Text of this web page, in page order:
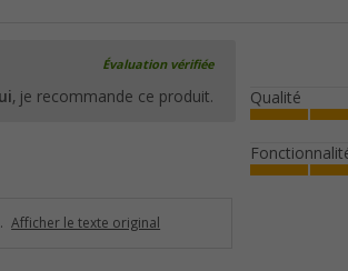
Évaluation vérifiée
, je recommande ce produit. Qualité
Afficher le texte original